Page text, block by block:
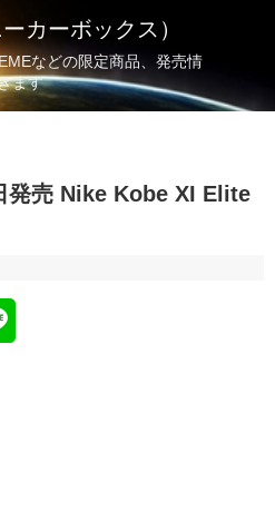
カーボックス）
などの限定商品、発売情
ます
発売 Nike Kobe XI Elite